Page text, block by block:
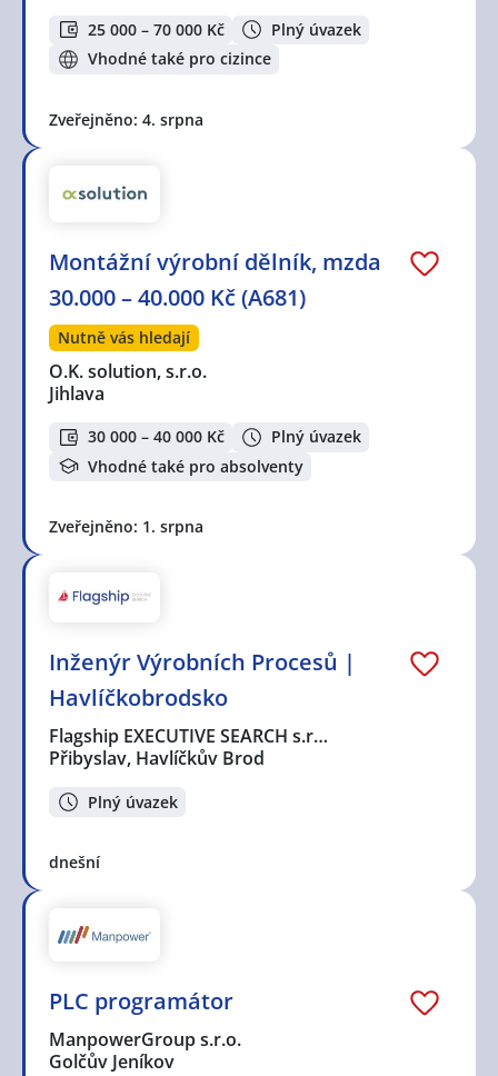
25 000 – 70 000 Kč
Plný úvazek
Vhodné také pro cizince
Zveřejněno: 4. srpna
Montážní výrobní dělník, mzda
30.000 – 40.000 Kč (A681)
Nutně vás hledají
O.K. solution, s.r.o.
Jihlava
30 000 – 40 000 Kč
Plný úvazek
Vhodné také pro absolventy
Zveřejněno: 1. srpna
Inženýr Výrobních Procesů |
Havlíčkobrodsko
Flagship EXECUTIVE SEARCH s.r…
Přibyslav, Havlíčkův Brod
Plný úvazek
dnešní
PLC programátor
ManpowerGroup s.r.o.
Golčův Jeníkov